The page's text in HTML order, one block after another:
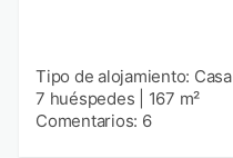
Tipo de alojamiento: Casa
7 huéspedes
167 m²
Comentarios: 6